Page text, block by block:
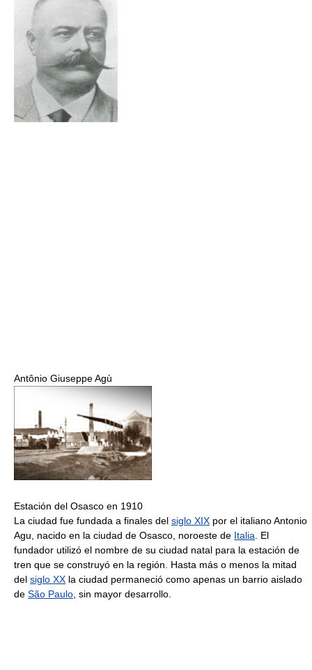
Antônio Giuseppe Agù
Estación del Osasco en 1910
La ciudad fue fundada a finales del siglo XIX por el italiano Antonio
Agu, nacido en la ciudad de Osasco, noroeste de Italia. El
fundador utilizó el nombre de su ciudad natal para la estación de
tren que se construyó en la región. Hasta más o menos la mitad
del siglo XX la ciudad permaneció como apenas un barrio aislado
de São Paulo, sin mayor desarrollo.